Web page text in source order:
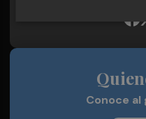
Conoce